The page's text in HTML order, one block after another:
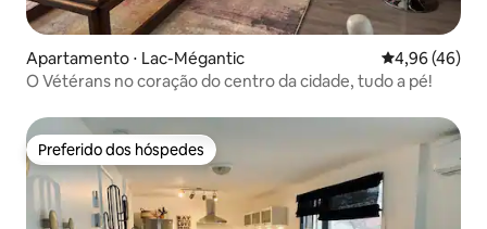
Apartamento ⋅ Lac-Mégantic 4,96 de uma
4,96 (46)
O Vétérans no coração do centro da cidade, tudo a pé!
Preferido dos hóspedes
Preferido dos hóspedes